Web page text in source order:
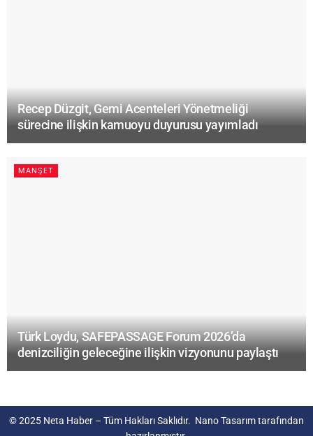
Recep Düzgit, Gemi Acenteleri Yönetmeliği
sürecine ilişkin kamuoyu duyurusu yayımladı
MANŞET
Türk Loydu, SAFEPASSAGE Forum 2026’da
denizciliğin geleceğine ilişkin vizyonunu paylaştı
© 2025 Neta Haber – Tüm Hakları Saklıdır. Nano Tasarımtarafından